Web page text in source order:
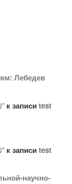
Лебедев
к записиtest
к записиtest
научно-